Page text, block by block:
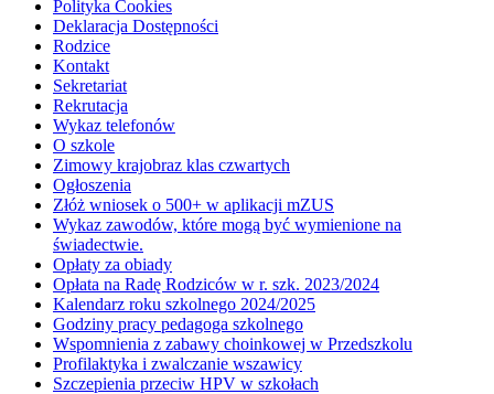
Polityka Cookies
Deklaracja Dostępności
Rodzice
Kontakt
Sekretariat
Rekrutacja
Wykaz telefonów
O szkole
Zimowy krajobraz klas czwartych
Ogłoszenia
Złóż wniosek o 500+ w aplikacji mZUS
Wykaz zawodów, które mogą być wymienione na
świadectwie.
Opłaty za obiady
Opłata na Radę Rodziców w r. szk. 2023/2024
Kalendarz roku szkolnego 2024/2025
Godziny pracy pedagoga szkolnego
Wspomnienia z zabawy choinkowej w Przedszkolu
Profilaktyka i zwalczanie wszawicy
Szczepienia przeciw HPV w szkołach